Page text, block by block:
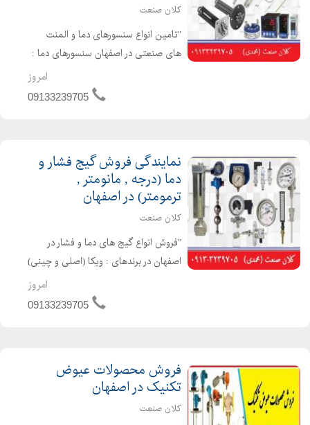
کلان صنعت
"تامین انواع سنسورهای دما و المنت
های صنعتی در اصفهان سنسورهای دما :
(pt100,pt1000,ni100,...) و ترموول ها و.....
امروز
09133239705
نمایندگی فروش گیج فشار و
دما (درجه , مانومتر ,
ترمومتر) در اصفهان
کلان صنعت
"فروش انواع گیج های دما و فشار در
اصفهان در برندهای : ویکا (اصلی و چینی)
، پاور کنترل ، دلتا کنترل ، پکنز و انواع
برند های چینی گیج ها به صورت :
امروز
09133239705
فروش محصولات عیوض
تکنیک در اصفهان
کلان صنعت